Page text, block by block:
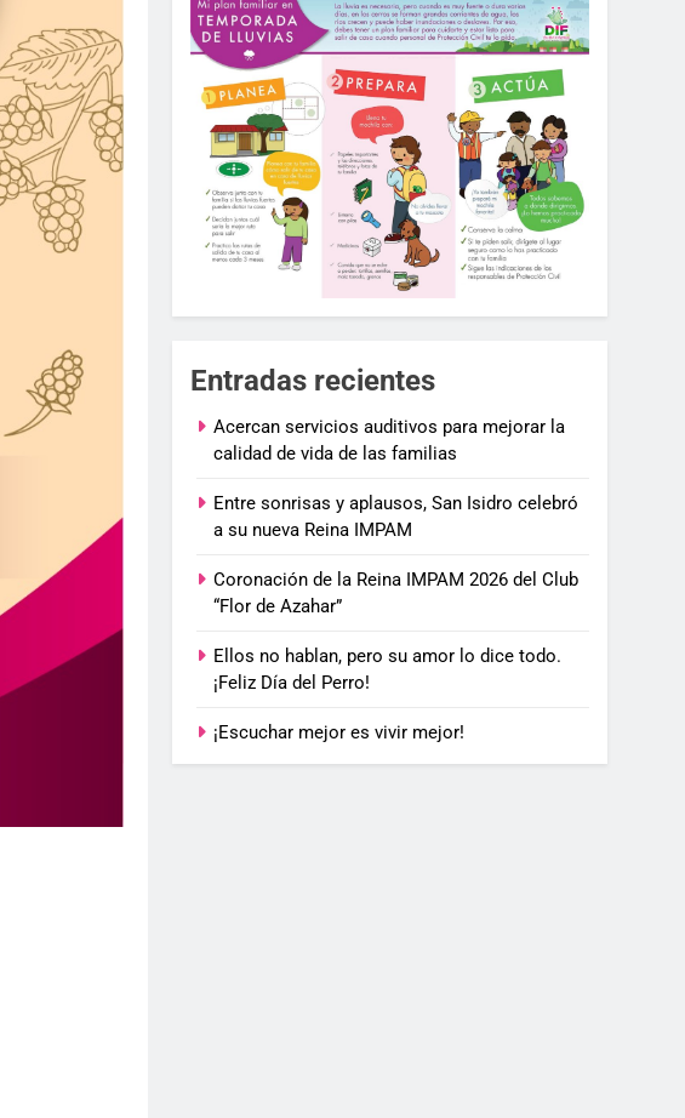
Entradas recientes
Acercan servicios auditivos para mejorar la
calidad de vida de las familias
Entre sonrisas y aplausos, San Isidro celebró
a su nueva Reina IMPAM
Coronación de la Reina IMPAM 2026 del Club
“Flor de Azahar”
Ellos no hablan, pero su amor lo dice todo.
¡Feliz Día del Perro!
¡Escuchar mejor es vivir mejor!